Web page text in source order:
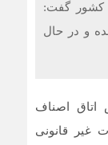
کشور گفت:
و در حال
اتاق اصناف
غیر قانونی